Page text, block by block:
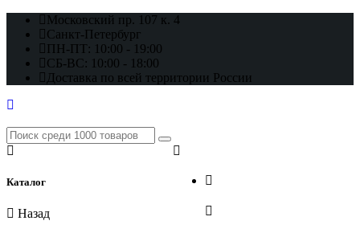
Московский пр. 107 к. 4
Санкт-Петербург
ПН-ПТ: 10:00 - 19:00
СБ-ВС: 10:00 - 18:00
Доставка по всей территории России
Каталог
Назад